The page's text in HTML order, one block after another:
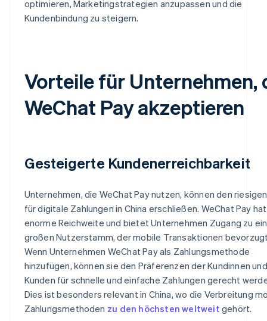
optimieren, Marketingstrategien anzupassen und die
Kundenbindung zu steigern.
Vorteile für Unternehmen,
WeChat Pay akzeptieren
Gesteigerte Kundenerreichbarkeit
Unternehmen, die WeChat Pay nutzen, können den
für digitale Zahlungen in China erschließen. WeChat Pay
enorme Reichweite und bietet Unternehmen Zugang zu
großen Nutzerstamm, der mobile Transaktionen
Wenn Unternehmen WeChat Pay als Zahlungsmethode
hinzufügen, können sie den Präferenzen der Kundinnen und
Kunden für schnelle und einfache Zahlungen gerecht
Dies ist besonders relevant in China, wo die Verbreitung
Zahlungsmethoden zu den höchsten weltweit gehört.